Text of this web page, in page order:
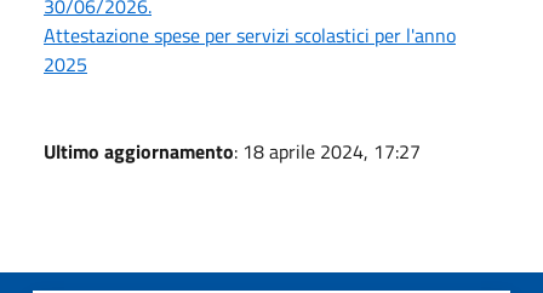
Attestazione spese per servizi scolastici per l'anno
2025
Ultimo aggiornamento: 18 aprile 2024, 17:27